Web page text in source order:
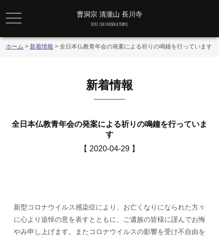
曹洞宗 清瀧山 長川寺
SOTO ZEN CHOSEN-JI TEMPLE
ホーム > 新着情報 > 全日本仏教青年会の発案による祈りの鳴鐘を行っています
新着情報
全日本仏教青年会の発案による祈りの鳴鐘を行っていま
す
【 2020-04-29 】
新型コロナウイルス感染症により、お亡くなりになられた方々
に心より追悼の意を表すとともに、ご遺族の皆様に謹んでお悔
やみ申し上げます。またコロナウイルスの影響を受け不自由を